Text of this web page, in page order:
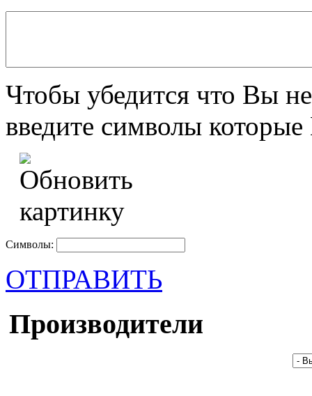
Чтобы убедится что Вы
введите символы
Символы:
ОТПРАВИТЬ
Производители